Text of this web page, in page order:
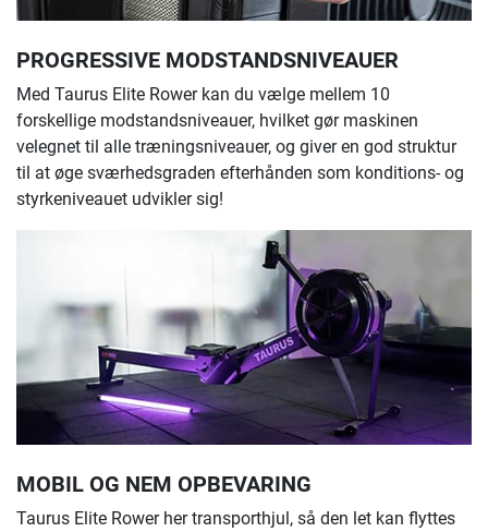
PROGRESSIVE MODSTANDSNIVEAUER
Med Taurus Elite Rower kan du vælge mellem 10
forskellige modstandsniveauer, hvilket gør maskinen
velegnet til alle træningsniveauer, og giver en god struktur
til at øge sværhedsgraden efterhånden som konditions- og
styrkeniveauet udvikler sig!
MOBIL OG NEM OPBEVARING
Taurus Elite Rower her transporthjul, så den let kan flyttes